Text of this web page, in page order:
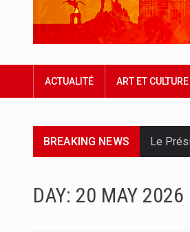
ACTUALITÉ ART ET CULTURE
BREAKING NEWS Le
Par :
DAY: 20 MAY 2026